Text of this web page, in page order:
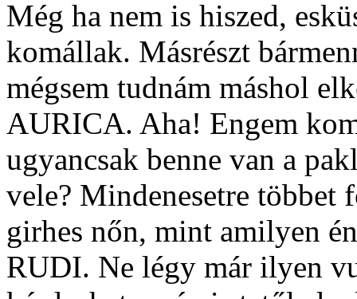
Még ha nem is hiszed,
komállak. Másrészt
mégsem tudnám máshol
AURICA. Aha! Engem
ugyancsak benne van a
vele? Mindenesetre többet
girhes nőn, mint amilyen
RUDI. Ne légy már ilyen